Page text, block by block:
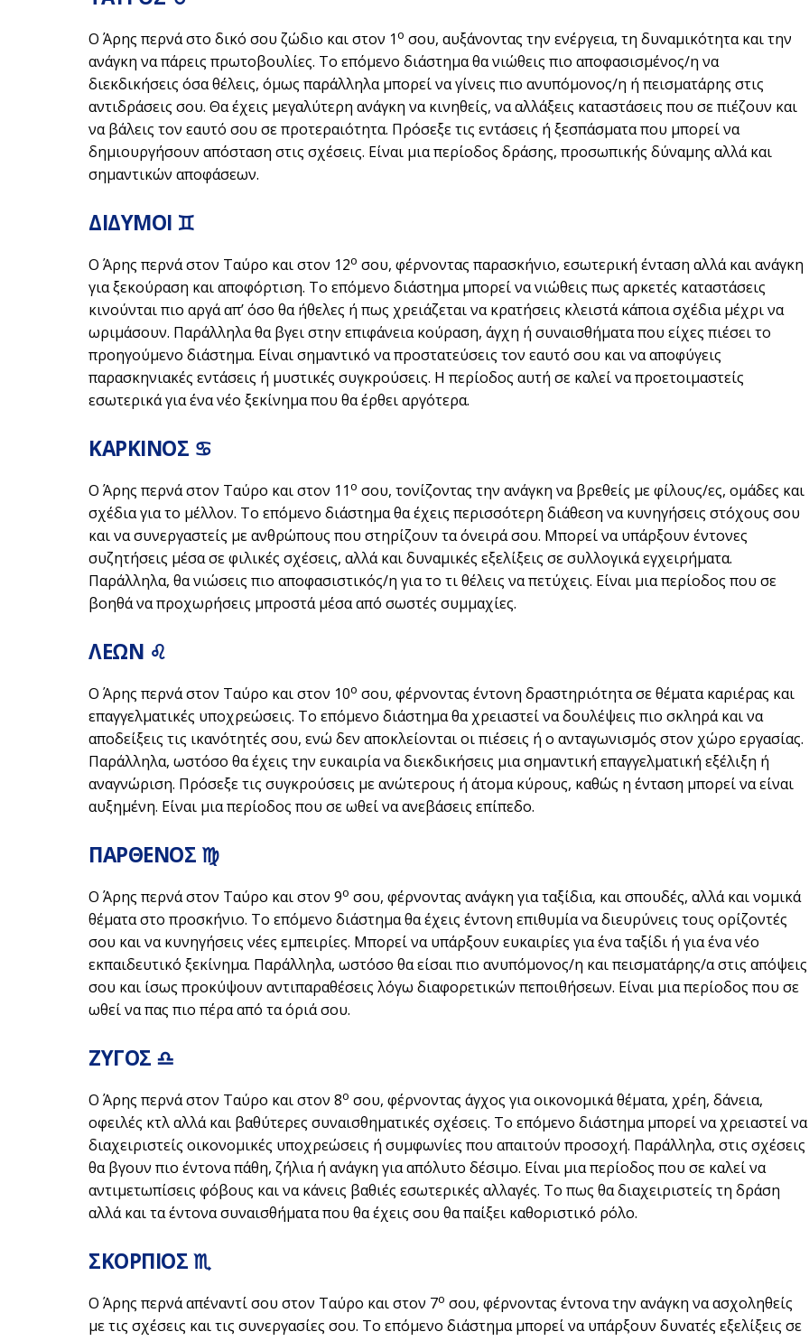
Ο Άρης περνά στο δικό σου ζώδιο και στον 1ο σου, αυξάνοντας την ενέργεια, τη δυναμικότητα και την
ανάγκη να πάρεις πρωτοβουλίες. Το επόμενο διάστημα θα νιώθεις πιο αποφασισμένος/η να
διεκδικήσεις όσα θέλεις, όμως παράλληλα μπορεί να γίνεις πιο ανυπόμονος/η ή πεισματάρης στις
αντιδράσεις σου. Θα έχεις μεγαλύτερη ανάγκη να κινηθείς, να αλλάξεις καταστάσεις που σε πιέζουν και
να βάλεις τον εαυτό σου σε προτεραιότητα. Πρόσεξε τις εντάσεις ή ξεσπάσματα που μπορεί να
δημιουργήσουν απόσταση στις σχέσεις. Είναι μια περίοδος δράσης, προσωπικής δύναμης αλλά και
σημαντικών αποφάσεων.
ΔΙΔΥΜΟΙ ♊
Ο Άρης περνά στον Ταύρο και στον 12ο σου, φέρνοντας παρασκήνιο, εσωτερική ένταση αλλά και ανάγκη
για ξεκούραση και αποφόρτιση. Το επόμενο διάστημα μπορεί να νιώθεις πως αρκετές καταστάσεις
κινούνται πιο αργά απ’ όσο θα ήθελες ή πως χρειάζεται να κρατήσεις κλειστά κάποια σχέδια μέχρι να
ωριμάσουν. Παράλληλα θα βγει στην επιφάνεια κούραση, άγχη ή συναισθήματα που είχες πιέσει το
προηγούμενο διάστημα. Είναι σημαντικό να προστατεύσεις τον εαυτό σου και να αποφύγεις
παρασκηνιακές εντάσεις ή μυστικές συγκρούσεις. Η περίοδος αυτή σε καλεί να προετοιμαστείς
εσωτερικά για ένα νέο ξεκίνημα που θα έρθει αργότερα.
ΚΑΡΚΙΝΟΣ ♋
Ο Άρης περνά στον Ταύρο και στον 11ο σου, τονίζοντας την ανάγκη να βρεθείς με φίλους/ες, ομάδες και
σχέδια για το μέλλον. Το επόμενο διάστημα θα έχεις περισσότερη διάθεση να κυνηγήσεις στόχους σου
και να συνεργαστείς με ανθρώπους που στηρίζουν τα όνειρά σου. Μπορεί να υπάρξουν έντονες
συζητήσεις μέσα σε φιλικές σχέσεις, αλλά και δυναμικές εξελίξεις σε συλλογικά εγχειρήματα.
Παράλληλα, θα νιώσεις πιο αποφασιστικός/η για το τι θέλεις να πετύχεις. Είναι μια περίοδος που σε
βοηθά να προχωρήσεις μπροστά μέσα από σωστές συμμαχίες.
ΛΕΩΝ ♌
Ο Άρης περνά στον Ταύρο και στον 10ο σου, φέρνοντας έντονη δραστηριότητα σε θέματα καριέρας και
επαγγελματικές υποχρεώσεις. Το επόμενο διάστημα θα χρειαστεί να δουλέψεις πιο σκληρά και να
αποδείξεις τις ικανότητές σου, ενώ δεν αποκλείονται οι πιέσεις ή ο ανταγωνισμός στον χώρο εργασίας.
Παράλληλα, ωστόσο θα έχεις την ευκαιρία να διεκδικήσεις μια σημαντική επαγγελματική εξέλιξη ή
αναγνώριση. Πρόσεξε τις συγκρούσεις με ανώτερους ή άτομα κύρους, καθώς η ένταση μπορεί να είναι
αυξημένη. Είναι μια περίοδος που σε ωθεί να ανεβάσεις επίπεδο.
ΠΑΡΘΕΝΟΣ ♍
Ο Άρης περνά στον Ταύρο και στον 9ο σου, φέρνοντας ανάγκη για ταξίδια, και σπουδές, αλλά και νομικά
θέματα στο προσκήνιο. Το επόμενο διάστημα θα έχεις έντονη επιθυμία να διευρύνεις τους ορίζοντές
σου και να κυνηγήσεις νέες εμπειρίες. Μπορεί να υπάρξουν ευκαιρίες για ένα ταξίδι ή για ένα νέο
εκπαιδευτικό ξεκίνημα. Παράλληλα, ωστόσο θα είσαι πιο ανυπόμονος/η και πεισματάρης/α στις απόψεις
σου και ίσως προκύψουν αντιπαραθέσεις λόγω διαφορετικών πεποιθήσεων. Είναι μια περίοδος που σε
ωθεί να πας πιο πέρα από τα όριά σου.
ΖΥΓΟΣ ♎
Ο Άρης περνά στον Ταύρο και στον 8ο σου, φέρνοντας άγχος για οικονομικά θέματα, χρέη, δάνεια,
οφειλές κτλ αλλά και βαθύτερες συναισθηματικές σχέσεις. Το επόμενο διάστημα μπορεί να χρειαστεί να
διαχειριστείς οικονομικές υποχρεώσεις ή συμφωνίες που απαιτούν προσοχή. Παράλληλα, στις σχέσεις
θα βγουν πιο έντονα πάθη, ζήλια ή ανάγκη για απόλυτο δέσιμο. Είναι μια περίοδος που σε καλεί να
αντιμετωπίσεις φόβους και να κάνεις βαθιές εσωτερικές αλλαγές. Το πως θα διαχειριστείς τη δράση
αλλά και τα έντονα συναισθήματα που θα έχεις σου θα παίξει καθοριστικό ρόλο.
ΣΚΟΡΠΙΟΣ ♏
Ο Άρης περνά απέναντί σου στον Ταύρο και στον 7ο σου, φέρνοντας έντονα την ανάγκη να ασχοληθείς
με τις σχέσεις και τις συνεργασίες σου. Το επόμενο διάστημα μπορεί να υπάρξουν δυνατές εξελίξεις σε